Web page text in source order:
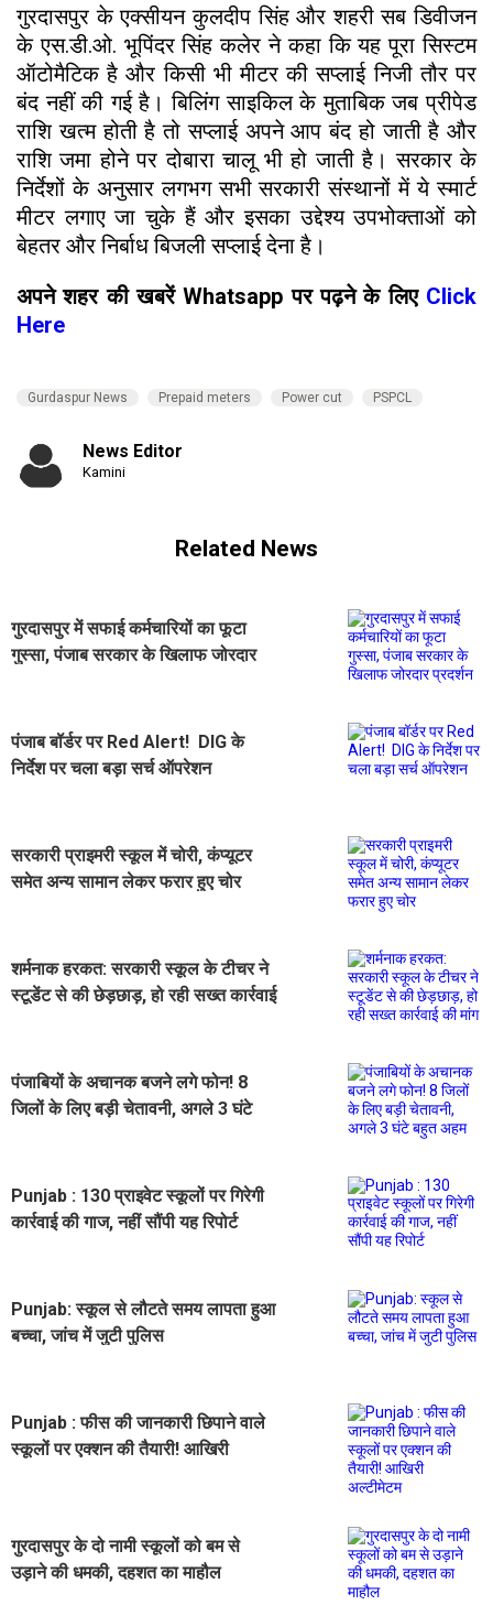
गुरदासपुर के एक्सीयन कुलदीप सिंह और शहरी सब डिवीजन
के एस.डी.ओ. भूपिंदर सिंह कलेर ने कहा कि यह पूरा सिस्टम
ऑटोमैटिक है और किसी भी मीटर की सप्लाई निजी तौर पर
बंद नहीं की गई है। बिलिंग साइकिल के मुताबिक जब प्रीपेड
राशि खत्म होती है तो सप्लाई अपने आप बंद हो जाती है और
राशि जमा होने पर दोबारा चालू भी हो जाती है। सरकार के
निर्देशों के अनुसार लगभग सभी सरकारी संस्थानों में ये स्मार्ट
मीटर लगाए जा चुके हैं और इसका उद्देश्य उपभोक्ताओं को
बेहतर और निर्बाध बिजली सप्लाई देना है।
अपने शहर की खबरें Whatsapp पर पढ़ने के लिए Click
Here
Gurdaspur News Prepaid meters Power cut PSPCL
News Editor
Kamini
Related News
गुरदासपुर में सफाई कर्मचारियों का फूटा
गुस्सा, पंजाब सरकार के खिलाफ जोरदार
पंजाब बॉर्डर पर Red Alert! DIG के
निर्देश पर चला बड़ा सर्च ऑपरेशन
सरकारी प्राइमरी स्कूल में चोरी, कंप्यूटर
समेत अन्य सामान लेकर फरार हुए चोर
शर्मनाक हरकत: सरकारी स्कूल के टीचर ने
स्टूडेंट से की छेड़छाड़, हो रही सख्त कार्रवाई
पंजाबियों के अचानक बजने लगे फोन! 8
जिलों के लिए बड़ी चेतावनी, अगले 3 घंटे
Punjab : 130 प्राइवेट स्कूलों पर गिरेगी
कार्रवाई की गाज, नहीं सौंपी यह रिपोर्ट
Punjab: स्कूल से लौटते समय लापता हुआ
बच्चा, जांच में जुटी पुलिस
Punjab : फीस की जानकारी छिपाने वाले
स्कूलों पर एक्शन की तैयारी! आखिरी
गुरदासपुर के दो नामी स्कूलों को बम से
उड़ाने की धमकी, दहशत का माहौल